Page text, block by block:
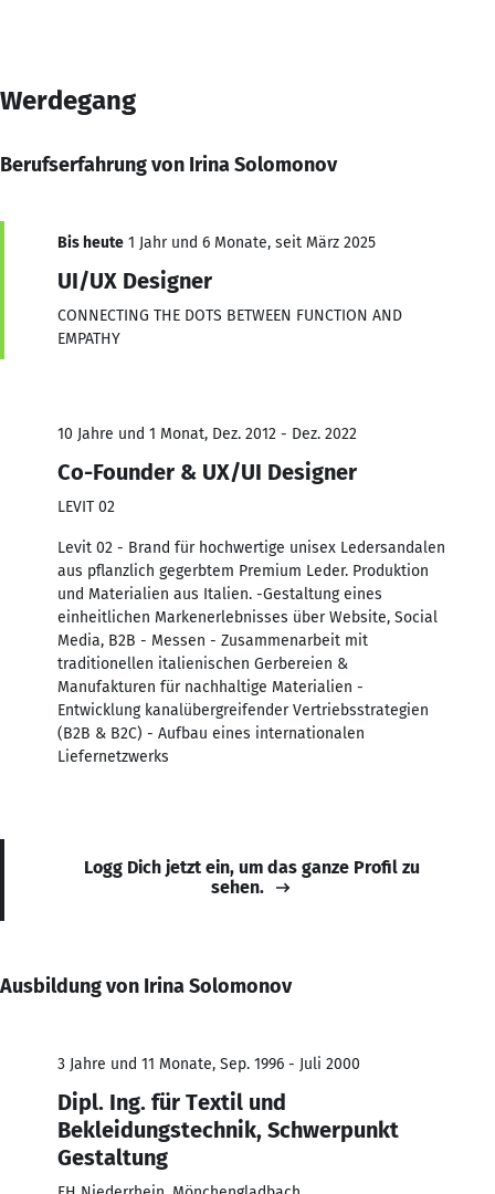
Werdegang
Berufserfahrung von Irina Solomonov
Bis heute 1 Jahr und 6 Monate, seit März 2025
UI/UX Designer
CONNECTING THE DOTS BETWEEN FUNCTION AND
EMPATHY
10 Jahre und 1 Monat, Dez. 2012 - Dez. 2022
Co-Founder & UX/UI Designer
LEVIT 02
Levit 02 - Brand für hochwertige unisex Ledersandalen
aus pflanzlich gegerbtem Premium Leder. Produktion
und Materialien aus Italien. -Gestaltung eines
einheitlichen Markenerlebnisses über Website, Social
Media, B2B - Messen - Zusammenarbeit mit
traditionellen italienischen Gerbereien &
Manufakturen für nachhaltige Materialien -
Entwicklung kanalübergreifender Vertriebsstrategien
(B2B & B2C) - Aufbau eines internationalen
Liefernetzwerks
Logg Dich jetzt ein, um das ganze Profil zu
sehen.
Ausbildung von Irina Solomonov
3 Jahre und 11 Monate, Sep. 1996 - Juli 2000
Dipl. Ing. für Textil und
Bekleidungstechnik, Schwerpunkt
Gestaltung